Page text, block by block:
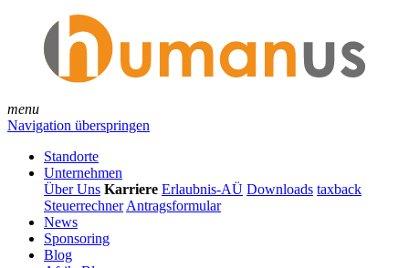
menu
Navigation überspringen
Standorte
Unternehmen
Über Uns Karriere Erlaubnis-AÜ Downloads taxback
Steuerrechner Antragsformular
News
Sponsoring
Blog